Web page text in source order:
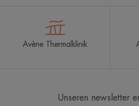
Avène Thermalklinik
Unseren newsletter